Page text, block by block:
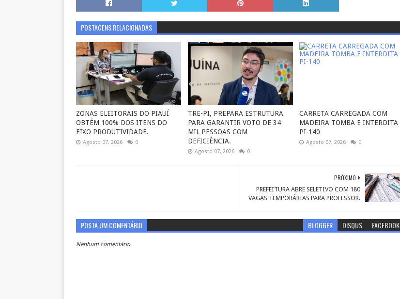
POSTAGENS RELACIONADAS
ZONAS ELEITORAIS DO PIAUÍ
OBTÉM 100% DOS ITENS DO
EIXO PRODUTIVIDADE.
Agosto 07, 2026 0
TRE-PI, PREPARA ESTRUTURA
PARA GARANTIR VOTO DE 34
MIL PESSOAS COM
DEFICIÊNCIA.
Agosto 07, 2026 0
CARRETA CARREGADA COM
MADEIRA TOMBA E INTERDITA
PI-140
Agosto 07, 2026 0
PRÓXIMO
PREFEITURA ABRE SELETIVO COM 180
VAGAS TEMPORÁRIAS PARA PROFESSOR.
POSTA UM COMENTÁRIO BLOGGER DISQUS FACEBOOK
Nenhum comentário